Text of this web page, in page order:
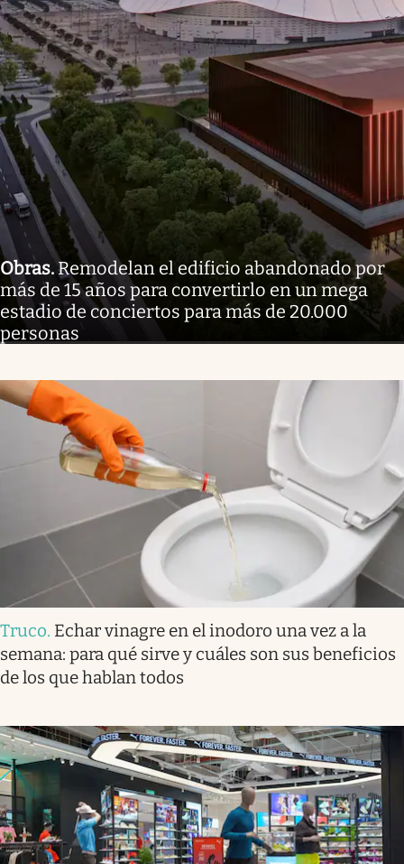
Obras.Remodelan el edificio abandonado por
más de 15 años para convertirlo en un mega
estadio de conciertos para más de 20.000
personas
Truco. Echar vinagre en el inodoro una vez a la
semana: para qué sirve y cuáles son sus beneficios
de los que hablan todos